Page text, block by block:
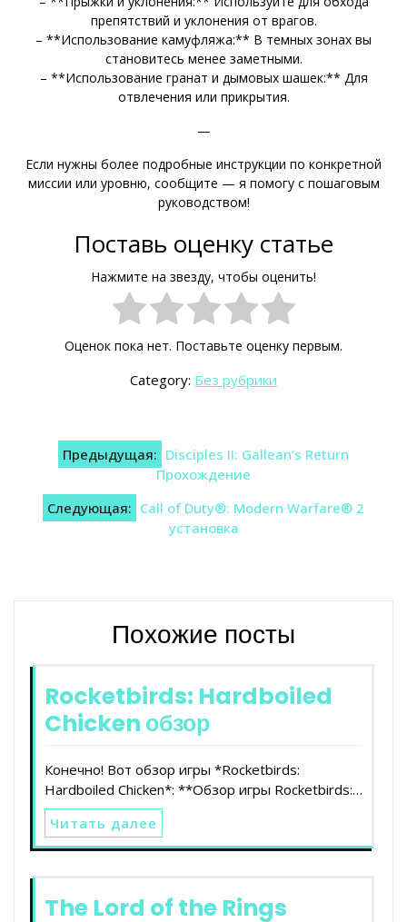
препятствий и уклонения от врагов.
– **Использование камуфляжа:** В темных зонах вы
становитесь менее заметными.
– **Использование гранат и дымовых шашек:** Для
отвлечения или прикрытия.
—
Если нужны более подробные инструкции по конкретной
миссии или уровню, сообщите — я помогу с пошаговым
руководством!
Поставь оценку статье
Нажмите на звезду, чтобы оценить!
Оценок пока нет. Поставьте оценку первым.
Category: Без рубрики
Навигация
записям
Предыдущая: Disciples II: Gallean’s Return
Прохождение
Следующая: Call of Duty®: Modern Warfare® 2
установка
Похожие посты
Rocketbirds: Hardboiled
Chicken обзор
Конечно! Вот обзор игры *Rocketbirds:
Hardboiled Chicken*: **Обзор игры Rocketbirds:…
Читать далее
The Lord of the Rings